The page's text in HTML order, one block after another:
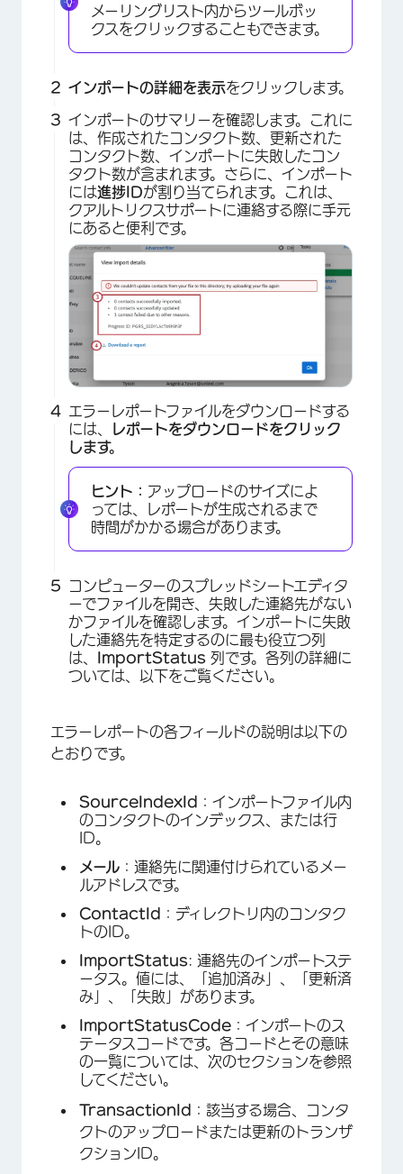
×
×
メーリングリスト内からツールボッ
クスをクリックすることもできます。
インポートの詳細を表示をクリックします。
インポートのサマリーを確認します。これに
は、作成されたコンタクト数、更新された
コンタクト数、インポートに失敗したコン
タクト数が含まれます。さらに、インポート
には進捗IDが割り当てられます。これは、
クアルトリクスサポートに連絡する際に手元
にあると便利です。
×
エラーレポートファイルをダウンロードする
には、
レポートをダウンロードをクリック
します。
ヒント： アップロードのサイズによ
っては、レポートが生成されるまで
時間がかかる場合があります。
コンピューターのスプレッドシートエディタ
ーでファイルを開き、失敗した連絡先がない
かファイルを確認します。インポートに失敗
した連絡先を特定するのに最も役立つ列
は、 ImportStatus 列です。各列の詳細に
ついては、以下をご覧ください。
エラーレポートの各フィールドの説明は以下の
とおりです。
SourceIndexId
：インポートファイル内
のコンタクトのインデックス、または行
ID。
メール ：連絡先に関連付けられているメー
ルアドレスです。
ContactId
：ディレクトリ内のコンタク
トのID。
ImportStatus: 連絡先のインポートステ
ータス。値には、「追加済み」、「更新済
み」、「失敗」があります。
ImportStatusCode ：インポートのス
テータスコードです。各コードとその意味
の一覧については、次のセクションを参照
してください。
TransactionId
：該当する場合、コンタ
クトのアップロードまたは更新のトランザ
クションID。